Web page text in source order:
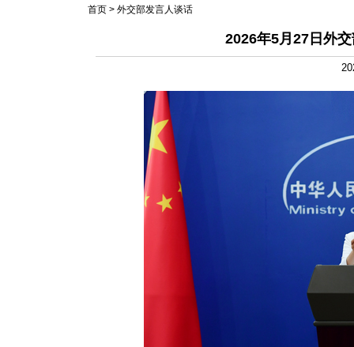
首页 > 外交部发言人谈话
2026年5月27日外